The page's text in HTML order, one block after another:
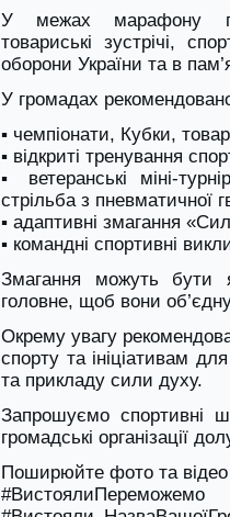
У межах марафону
товариські зустрічі,
оборони України та в
У громадах
▪ чемпіонати, Кубки,
▪ відкриті тренування
▪ ветеранські міні-
стрільба з пневматичної
▪ адаптивні змагання
▪ командні спортивні
Змагання можуть бути
головне, щоб вони
Окрему увагу
спорту та ініціативам
та прикладу сили духу.
Запрошуємо спортивні
громадські організації
Поширюйте фото та